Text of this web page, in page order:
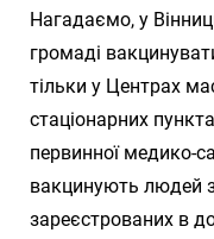
Нагадаємо, у
громаді
тільки у Центрах
стаціонарних
первинної медико-
вакцинують людей
зареєстрованих в